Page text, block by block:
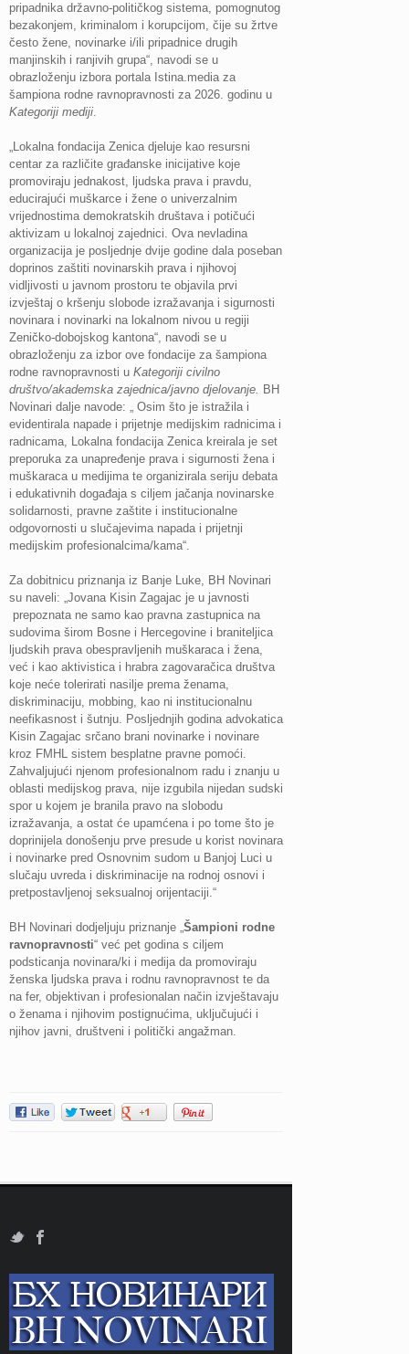
pripadnika državno-političkog sistema, pomognutog
bezakonjem, kriminalom i korupcijom, čije su žrtve
često žene, novinarke i/ili pripadnice drugih
manjinskih i ranjivih grupa“, navodi se u
obrazloženju izbora portala Istina.media za
šampiona rodne ravnopravnosti za 2026. godinu u
Kategoriji mediji.
„Lokalna fondacija Zenica djeluje kao resursni
centar za različite građanske inicijative koje
promoviraju jednakost, ljudska prava i pravdu,
educirajući muškarce i žene o univerzalnim
vrijednostima demokratskih društava i potičući
aktivizam u lokalnoj zajednici. Ova nevladina
organizacija je posljednje dvije godine dala poseban
doprinos zaštiti novinarskih prava i njihovoj
vidljivosti u javnom prostoru te objavila prvi
izvještaj o kršenju slobode izražavanja i sigurnosti
novinara i novinarki na lokalnom nivou u regiji
Zeničko-dobojskog kantona“, navodi se u
obrazloženju za izbor ove fondacije za šampiona
rodne ravnopravnosti u Kategoriji civilno
društvo/akademska zajednica/javno djelovanje. BH
Novinari dalje navode: „ Osim što je istražila i
evidentirala napade i prijetnje medijskim radnicima i
radnicama, Lokalna fondacija Zenica kreirala je set
preporuka za unapređenje prava i sigurnosti žena i
muškaraca u medijima te organizirala seriju debata
i edukativnih događaja s ciljem jačanja novinarske
solidarnosti, pravne zaštite i institucionalne
odgovornosti u slučajevima napada i prijetnji
medijskim profesionalcima/kama“.
Za dobitnicu priznanja iz Banje Luke, BH Novinari
su naveli: „Jovana Kisin Zagajac je u javnosti
prepoznata ne samo kao pravna zastupnica na
sudovima širom Bosne i Hercegovine i braniteljica
ljudskih prava obespravljenih muškaraca i žena,
već i kao aktivistica i hrabra zagovaračica društva
koje neće tolerirati nasilje prema ženama,
diskriminaciju, mobbing, kao ni institucionalnu
neefikasnost i šutnju. Posljednjih godina advokatica
Kisin Zagajac srčano brani novinarke i novinare
kroz FMHL sistem besplatne pravne pomoći.
Zahvaljujući njenom profesionalnom radu i znanju u
oblasti medijskog prava, nije izgubila nijedan sudski
spor u kojem je branila pravo na slobodu
izražavanja, a ostat će upamćena i po tome što je
doprinijela donošenju prve presude u korist novinara
i novinarke pred Osnovnim sudom u Banjoj Luci u
slučaju uvreda i diskriminacije na rodnoj osnovi i
pretpostavljenoj seksualnoj orijentaciji.“
BH Novinari dodjeljuju priznanje „Šampioni rodne
ravnopravnosti“ već pet godina s ciljem
podsticanja novinara/ki i medija da promoviraju
ženska ljudska prava i rodnu ravnopravnost te da
na fer, objektivan i profesionalan način izvještavaju
o ženama i njihovim postignućima, uključujući i
njihov javni, društveni i politički angažman.